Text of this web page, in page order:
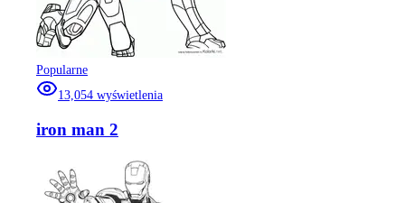
Popularne
13,054 wyświetlenia
iron man 2